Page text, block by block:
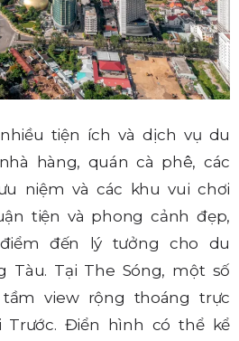
tiện ích và dịch vụ du
hàng, quán cà phê, các
niệm và các khu vui chơi
tiện và phong cảnh đẹp,
đến lý tưởng cho du
Tàu. Tại The Sóng, một số
view rộng thoáng trực
Trước. Điển hình có thể kể